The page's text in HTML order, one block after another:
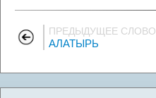
ПРЕДЫДУЩЕЕ СЛОВО
АЛАТЫРЬ